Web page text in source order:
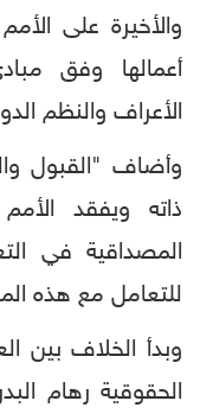
والأخيرة على
أعمالها وفق
الأعراف والنظم
وأضاف "القبول
ذاته ويفقد
المصداقية في
للتعامل مع هذه
وبدأ الخلاف بين
الحقوقية رهام